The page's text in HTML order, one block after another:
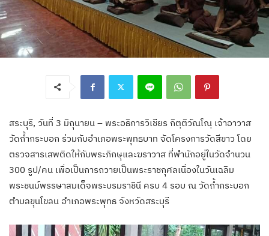
สระบุรี, วันที่ 3 มิถุนายน – พระอธิการวิเชียร กิตฺติวัณโณฺ เจ้าอาวาส
วัดถ้ำกระบอก ร่วมกับอำเภอพระพุทธบาท จัดโครงการวัดสีขาว โดย
ตรวจสารเสพติดให้กับพระภิกษุและฆราวาส ที่พำนักอยู่ในวัดจำนวน
300 รูป/คน เพื่อเป็นการถวายเป็นพระราชกุศลเนื่องในวันเฉลิม
พระชนม์พรรษาสมเด็จพระบรมราชินี ครบ 4 รอบ ณ วัดถ้ำกระบอก
ตำบลขุนโขลน อำเภอพระพุทธ จังหวัดสระบุรี